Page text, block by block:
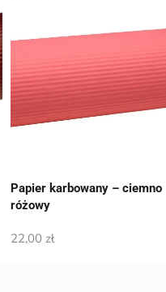
Papier karbowany – ciemno
różowy
22,00 zł